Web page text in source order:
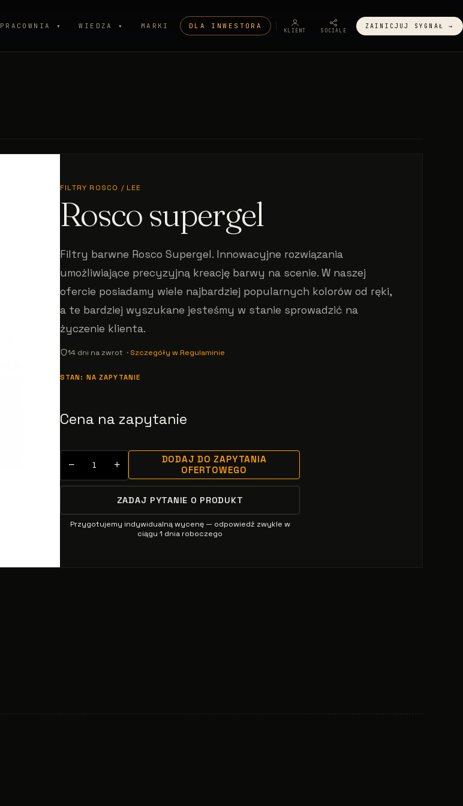
PRACOWNIA ▾ WIEDZA ▾ MARKI DLA INWESTORA
KLIENT SOCIALE
ZAINICJUJ SYGNAŁ →
FILTRY ROSCO / LEE
Rosco supergel
Filtry barwne Rosco Supergel. Innowacyjne rozwiązania
umożliwiające precyzyjną kreację barwy na scenie. W naszej
ofercie posiadamy wiele najbardziej popularnych kolorów od ręki,
a te bardziej wyszukane jesteśmy w stanie sprowadzić na
życzenie klienta.
14 dni na zwrot · Szczegóły w Regulaminie
STAN: NA ZAPYTANIE
Cena na zapytanie
− +
DODAJ DO ZAPYTANIA
OFERTOWEGO
ZADAJ PYTANIE O PRODUKT
Przygotujemy indywidualną wycenę — odpowiedź zwykle w
ciągu 1 dnia roboczego